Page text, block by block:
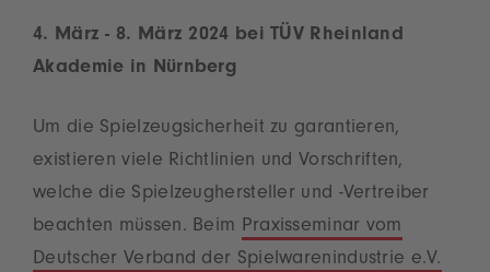
4. März - 8. März 2024 bei TÜV Rheinland
Akademie in Nürnberg
Um die Spielzeugsicherheit zu garantieren,
existieren viele Richtlinien und Vorschriften,
welche die Spielzeughersteller und -Vertreiber
beachten müssen. Beim Praxisseminar vom
Deutscher Verband der Spielwarenindustrie e.V.